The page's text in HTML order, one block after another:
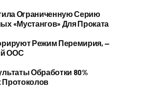
Ограниченную Серию
«Мустангов» Для Проката
Режим Перемирия, —
ООС
Обработки 80%